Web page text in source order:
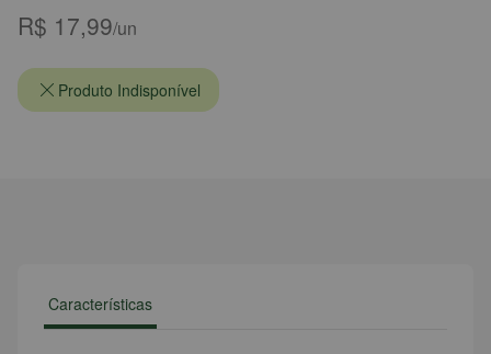
R$ 17,99/un
Produto Indisponível
Características